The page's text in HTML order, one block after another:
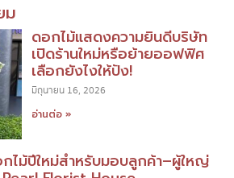
ม
ดอกไม้แสดงความยินดีบริษัท
เปิดร้านใหม่หรือย้ายออฟฟิศ
เลือกยังไงให้ปัง!
มิถุนายน 16, 2026
อ่านต่อ »
กไม้ปีใหม่สำหรับมอบลูกค้า–ผู้ใหญ่